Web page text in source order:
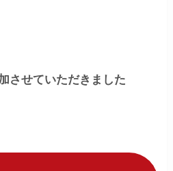
させていただきました